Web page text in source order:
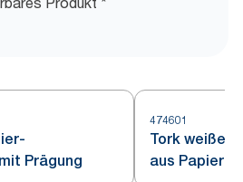
Prägung
474601
Tork weiße
aus Papier